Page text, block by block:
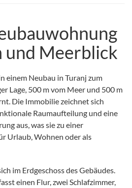
und Meerblick
einem Neubau in Turanj zum
Lage, 500 m vom Meer und 500 m
Die Immobilie zeichnet sich
Raumaufteilung und eine
aus, was sie zu einer
Urlaub, Wohnen oder als
im Erdgeschoss des Gebäudes.
einen Flur, zwei Schlafzimmer,